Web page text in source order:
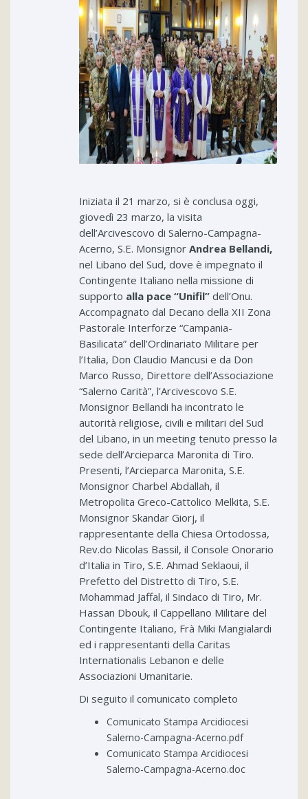
Iniziata il 21 marzo, si è conclusa oggi,
giovedì 23 marzo, la visita
dell’Arcivescovo di Salerno-Campagna-
Acerno, S.E. Monsignor Andrea Bellandi,
nel Libano del Sud, dove è impegnato il
Contingente Italiano nella missione di
supporto alla pace “Unifil” dell’Onu.
Accompagnato dal Decano della XII Zona
Pastorale Interforze “Campania-
Basilicata” dell’Ordinariato Militare per
l’Italia, Don Claudio Mancusi e da Don
Marco Russo, Direttore dell’Associazione
“Salerno Carità”, l’Arcivescovo S.E.
Monsignor Bellandi ha incontrato le
autorità religiose, civili e militari del Sud
del Libano, in un meeting tenuto presso la
sede dell’Arcieparca Maronita di Tiro.
Presenti, l’Arcieparca Maronita, S.E.
Monsignor Charbel Abdallah, il
Metropolita Greco-Cattolico Melkita, S.E.
Monsignor Skandar Giorj, il
rappresentante della Chiesa Ortodossa,
Rev.do Nicolas Bassil, il Console Onorario
d’Italia in Tiro, S.E. Ahmad Seklaoui, il
Prefetto del Distretto di Tiro, S.E.
Mohammad Jaffal, il Sindaco di Tiro, Mr.
Hassan Dbouk, il Cappellano Militare del
Contingente Italiano, Frà Miki Mangialardi
ed i rappresentanti della Caritas
Internationalis Lebanon e delle
Associazioni Umanitarie.
Di seguito il comunicato completo
Comunicato Stampa Arcidiocesi
Salerno-Campagna-Acerno.pdf
Comunicato Stampa Arcidiocesi
Salerno-Campagna-Acerno.doc